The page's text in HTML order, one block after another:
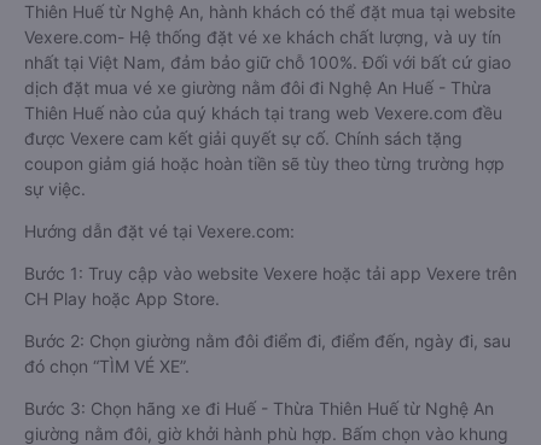
Thiên Huế từ Nghệ An, hành khách có thể đặt mua tại website
Vexere.com- Hệ thống đặt vé xe khách chất lượng, và uy tín
nhất tại Việt Nam, đảm bảo giữ chỗ 100%. Đối với bất cứ giao
dịch đặt mua vé xe giường nằm đôi đi Nghệ An Huế - Thừa
Thiên Huế nào của quý khách tại trang web Vexere.com đều
được Vexere cam kết giải quyết sự cố. Chính sách tặng
coupon giảm giá hoặc hoàn tiền sẽ tùy theo từng trường hợp
sự việc.
Hướng dẫn đặt vé tại Vexere.com:
Bước 1: Truy cập vào website Vexere hoặc tải app Vexere trên
CH Play hoặc App Store.
Bước 2: Chọn giường nằm đôi điểm đi, điểm đến, ngày đi, sau
đó chọn “TÌM VÉ XE”.
Bước 3: Chọn hãng xe đi Huế - Thừa Thiên Huế từ Nghệ An
giường nằm đôi, giờ khởi hành phù hợp. Bấm chọn vào khung